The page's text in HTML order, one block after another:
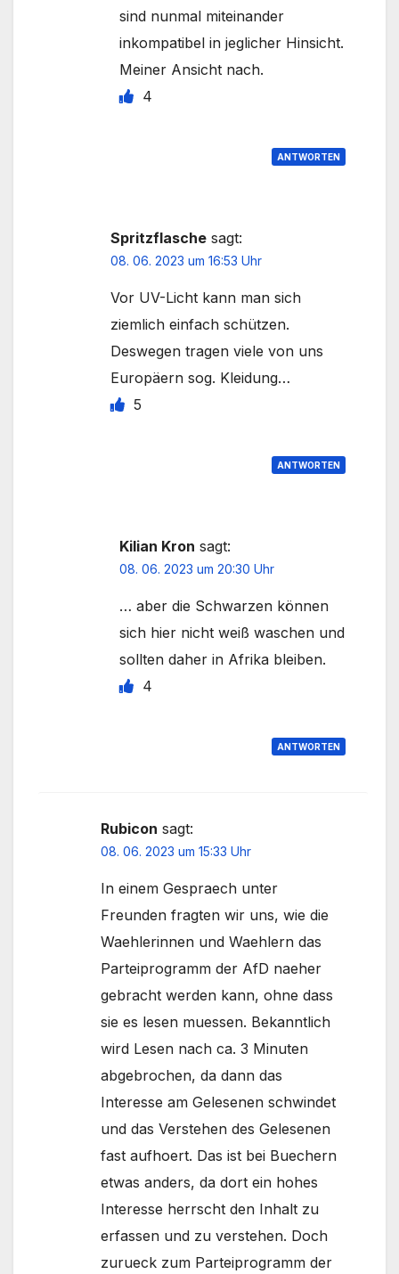
sind nunmal miteinander
inkompatibel in jeglicher Hinsicht.
Meiner Ansicht nach.
4
ANTWORTEN
Spritzflasche sagt:
08. 06. 2023 um 16:53 Uhr
Vor UV-Licht kann man sich
ziemlich einfach schützen.
Deswegen tragen viele von uns
Europäern sog. Kleidung…
5
ANTWORTEN
Kilian Kron sagt:
08. 06. 2023 um 20:30 Uhr
… aber die Schwarzen können
sich hier nicht weiß waschen und
sollten daher in Afrika bleiben.
4
ANTWORTEN
Rubicon sagt:
08. 06. 2023 um 15:33 Uhr
In einem Gespraech unter
Freunden fragten wir uns, wie die
Waehlerinnen und Waehlern das
Parteiprogramm der AfD naeher
gebracht werden kann, ohne dass
sie es lesen muessen. Bekanntlich
wird Lesen nach ca. 3 Minuten
abgebrochen, da dann das
Interesse am Gelesenen schwindet
und das Verstehen des Gelesenen
fast aufhoert. Das ist bei Buechern
etwas anders, da dort ein hohes
Interesse herrscht den Inhalt zu
erfassen und zu verstehen. Doch
zurueck zum Parteiprogramm der